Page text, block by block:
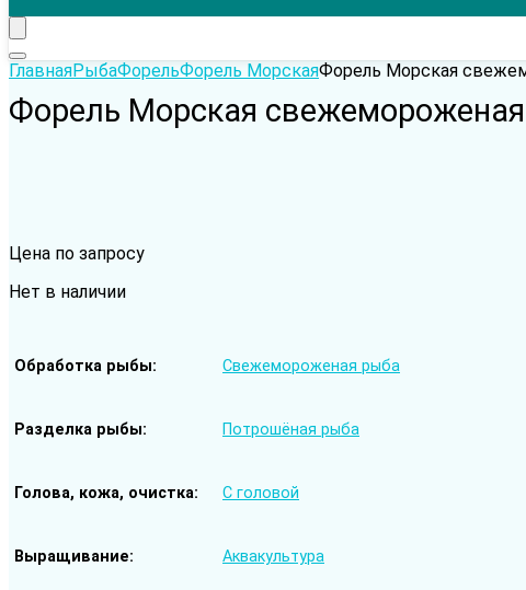
ГлавнаяРыбаФорельФорель МорскаяФорель Морская
Форель Морская
Цена по запросу
Нет в наличии
Обработка рыбы Свежемороженая рыба
Разделка рыбы Потрошёная рыба
Голова, кожа, очистка С головой
Выращивание Аквакультура